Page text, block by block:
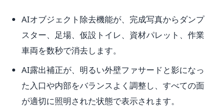
AIオブジェクト除去機能が、完成写真からダンプ
スター、足場、仮設トイレ、資材パレット、作業
車両を数秒で消去します。
AI露出補正が、明るい外壁ファサードと影になっ
た入口や内部をバランスよく調整し、すべての面
が適切に照明された状態で表示されます。